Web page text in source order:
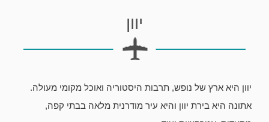
יוון
יוון היא ארץ של נופש, תרבות היסטוריה ואוכל מקומי מעולה.
אתונה היא בירת יוון והיא עיר מודרנית מלאה בבתי קפה,